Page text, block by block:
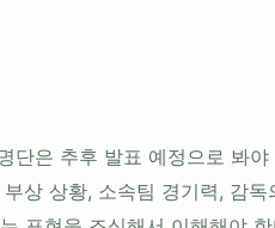
은 추후 발표 예정으로 봐
상 상황, 소속팀 경기력, 감